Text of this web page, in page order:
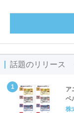
話題のリリース
ア
ベ
対
株